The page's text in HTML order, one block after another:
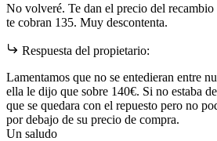
No volveré. Te dan el precio del
te cobran 135. Muy descontenta.
Respuesta del propietario:
Lamentamos que no se entedieran entre
ella le dijo que sobre 140€. Si no estaba
que se quedara con el repuesto pero no
por debajo de su precio de compra.
Un saludo